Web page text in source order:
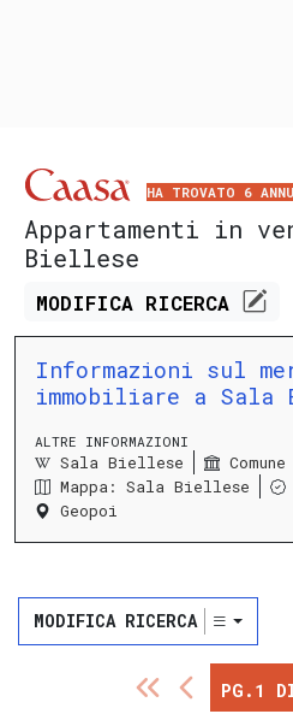
HA TROVATO 6
Appartamenti in
Biellese
MODIFICA RICERCA
Informazioni sul
immobiliare a Sala
ALTRE INFORMAZIONI
Sala Biellese
Mappa: Sala Biellese
Geopoi
MODIFICA RICERCA
PG.1